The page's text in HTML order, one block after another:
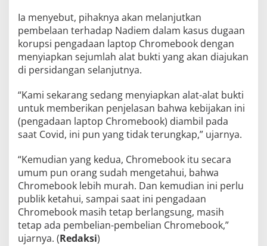
Ia menyebut, pihaknya akan melanjutkan
pembelaan terhadap Nadiem dalam kasus dugaan
korupsi pengadaan laptop Chromebook dengan
menyiapkan sejumlah alat bukti yang akan diajukan
di persidangan selanjutnya.
“Kami sekarang sedang menyiapkan alat-alat bukti
untuk memberikan penjelasan bahwa kebijakan ini
(pengadaan laptop Chromebook) diambil pada
saat Covid, ini pun yang tidak terungkap,” ujarnya.
“Kemudian yang kedua, Chromebook itu secara
umum pun orang sudah mengetahui, bahwa
Chromebook lebih murah. Dan kemudian ini perlu
publik ketahui, sampai saat ini pengadaan
Chromebook masih tetap berlangsung, masih
tetap ada pembelian-pembelian Chromebook,”
ujarnya. (Redaksi)